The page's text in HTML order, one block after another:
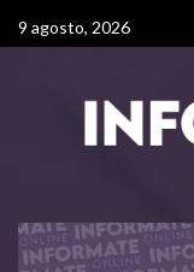
9 agosto, 2026